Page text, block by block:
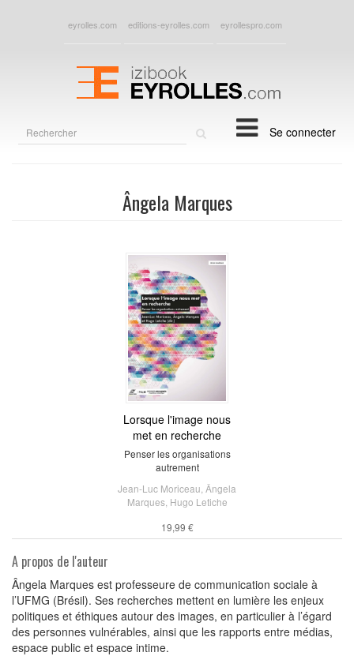
eyrolles.com editions-eyrolles.com eyrollespro.com
Se connecter
Ângela Marques
Lorsque l'image nous
met en recherche
Penser les organisations
autrement
Jean-Luc Moriceau Ângela
Marques, Hugo Letiche
19,99 €
A propos de l'auteur
Ângela Marques est professeure de communication sociale à
l’UFMG (Brésil). Ses recherches mettent en lumière les enjeux
politiques et éthiques autour des images, en particulier à l’égard
des personnes vulnérables, ainsi que les rapports entre médias,
espace public et espace intime.